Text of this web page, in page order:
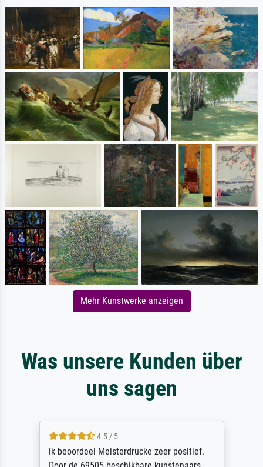
Mehr Kunstwerke anzeigen
Was unsere Kunden über
uns sagen
4.5 / 5
ik beoordeel Meisterdrucke zeer positief.